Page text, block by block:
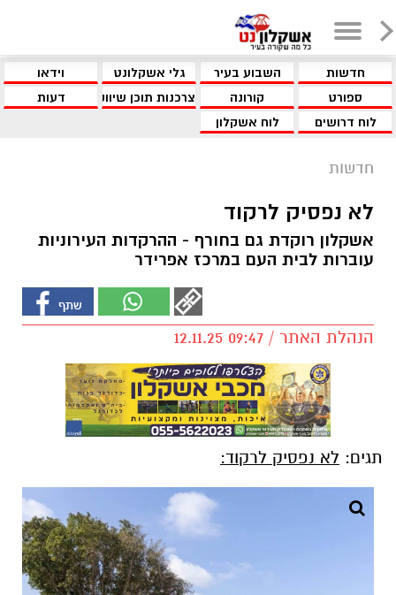
חדשות השבוע בעיר גלי אשקלונט
וידאו
ספורט
קורונה צרכנות תוכן שיווקי
דעות
לוח דרושים
לוח אשקלון
חדשות
לא נפסיק לרקוד
אשקלון רוקדת גם בחורף - ההרקדות העירוניות
עוברות לבית העם במרכז אפרידר
הנהלת האתר / 09:47 12.11.25
תגים: לא נפסיק לרקוד: